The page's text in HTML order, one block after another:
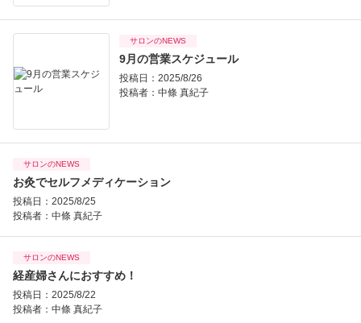
サロンのNEWS
9月の営業スケジュール
投稿日：2025/8/26
投稿者： 中條 真紀子
サロンのNEWS
お灸でセルフメディケーション
投稿日：2025/8/25
投稿者： 中條 真紀子
サロンのNEWS
経産婦さんにおすすめ！
投稿日：2025/8/22
投稿者： 中條 真紀子